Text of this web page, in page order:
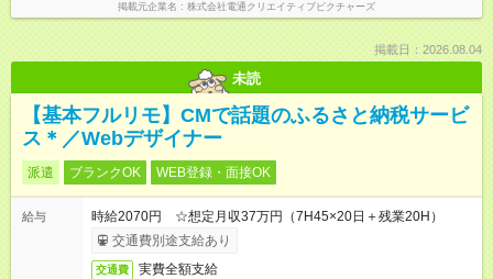
掲載元企業名 株式会社電通クリエイティブピクチャーズ
掲載日：2026.08.04
未読
【基本フルリモ】CMで話題のふるさと納税サービ
ス＊／Webデザイナー
派遣 ブランクOK WEB登録・面接OK
給与
時給2070円 ☆想定月収37万円（7H45×20日＋残業20H）
交通費別途支給あり
交通費 実費全額支給